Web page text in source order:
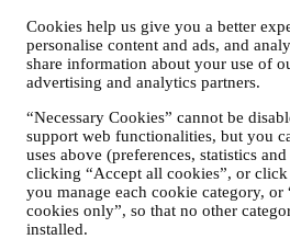
Cookies help us give you a better
personalise content and ads, and
share information about your use of
advertising and analytics partners.
“Necessary Cookies” cannot be
support web functionalities, but you
uses above (preferences, statistics
clicking “Accept all cookies”, or click
you manage each cookie category, or
cookies only”, so that no other
installed.
Personopplysningene som samles inn
nettstedet eller ellers oppgir personlig
dermed beskyttet og
H) nedenfor.
Den dataansvarlige for de e-
nettstedet er Le Creuset Scandinavia,
Taastrup, Danmark.
Hvis du bestemmer deg for å motta
en del av Le Creuset-konsernets
som felles dataansvarlig, av Le Creuset